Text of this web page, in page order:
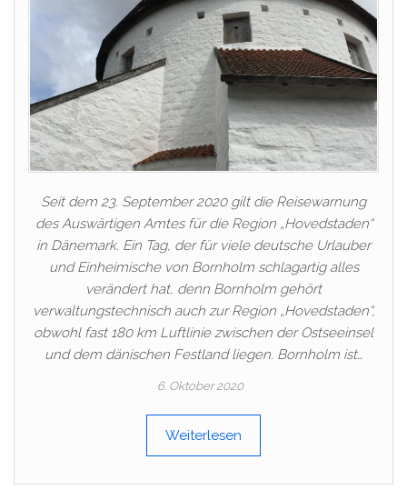
Seit dem 23. September 2020 gilt die Reisewarnung
des Auswärtigen Amtes für die Region „Hovedstaden“
in Dänemark. Ein Tag, der für viele deutsche Urlauber
und Einheimische von Bornholm schlagartig alles
verändert hat, denn Bornholm gehört
verwaltungstechnisch auch zur Region „Hovedstaden“,
obwohl fast 180 km Luftlinie zwischen der Ostseeinsel
und dem dänischen Festland liegen. Bornholm ist…
6. Oktober 2020
Weiterlesen